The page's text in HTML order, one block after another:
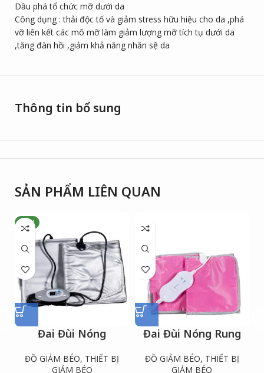
Dầu phá tổ chức mỡ dưới da
Công dụng : thải độc tố và giảm stress hữu hiệu cho da ,phá
vỡ liên kết các mô mỡ làm giảm lượng mỡ tích tụ dưới da
,tăng đàn hồi ,giảm khả năng nhăn sệ da
Thông tin bổ sung
SẢN PHẨM LIÊN QUAN
NEW
Đai Đùi Nóng
ĐỒ GIẢM BÉO, THIẾT BỊ
GIẢM BÉO
Đai Đùi Nóng Rung
ĐỒ GIẢM BÉO, THIẾT BỊ
GIẢM BÉO